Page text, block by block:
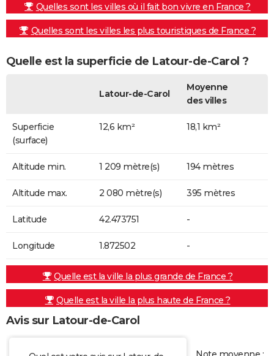
Quelles sont les villes où il fait bon vivre en France ?
Quelles sont les villes les plus touristiques de France ?
Quelle est la superficie de Latour-de-Carol ?
Latour-de-Carol
Moyenne
des villes
Superficie
(surface)
12,6 km² 18,1 km²
Altitude min. 1 209 mètre(s) 194 mètres
Altitude max. 2 080 mètre(s) 395 mètres
Latitude 42.473751 -
Longitude 1.872502 -
Quelle est la ville la plus grande de France ?
Quelle est la ville la plus haute de France ?
Avis sur Latour-de-Carol